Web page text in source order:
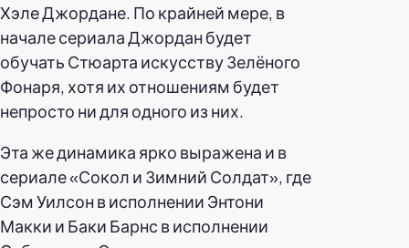
Хэле Джордане. По крайней мере, в
начале сериала Джордан будет
обучать Стюарта искусству Зелёного
Фонаря, хотя их отношениям будет
непросто ни для одного из них.
Эта же динамика ярко выражена и в
сериале «Сокол и Зимний Солдат», где
Сэм Уилсон в исполнении Энтони
Макки и Баки Барнс в исполнении